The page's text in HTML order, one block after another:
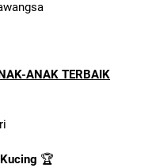
ANAK TERBAIK
🏆